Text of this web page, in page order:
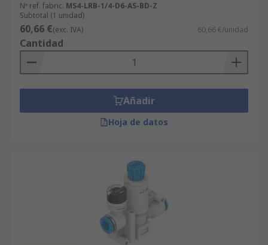
Nº ref. fabric. MS4-LRB-1/4-D6-AS-BD-Z
Subtotal (1 unidad)
60,66 €(exc. IVA) 60,66 €/unidad
Cantidad
Añadir
Hoja de datos